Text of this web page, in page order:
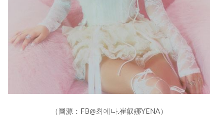
（圖源：FB@최예나.崔叡娜YENA）